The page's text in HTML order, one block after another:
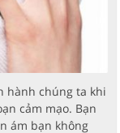
hành chúng ta khi
cảm mạo. Bạn
ám bạn không